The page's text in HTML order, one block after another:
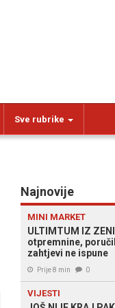
Sve rubrike
Najnovije
MINI MARKET
ULTIMTUM IZ
otpremnine,
zahtjevi ne ispune
Prije 8 min 0
VIJESTI